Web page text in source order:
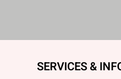
SERVICES &